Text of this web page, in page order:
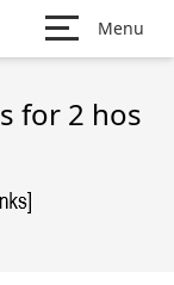
Menu
for 2 hos